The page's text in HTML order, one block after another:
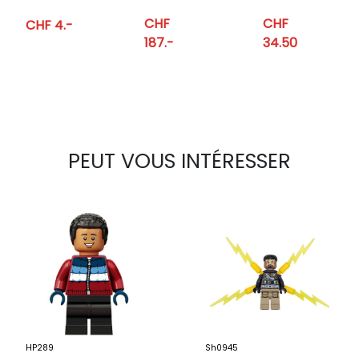
SW0001C
CHF 4.-
CHF
187.-
Mando et
Grogu
CHF
34.50
PEUT VOUS INTÉRESSER
HP289 Sh0945